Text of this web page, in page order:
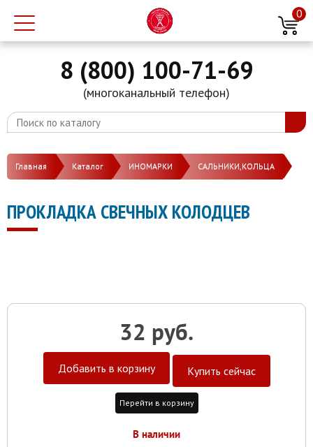
0
8 (800) 100-71-69
(многоканальный телефон)
Главная Каталог ИНОМАРКИ САЛЬНИКИ,КОЛЬЦА
ПРОКЛАДКА СВЕЧНЫХ КОЛОДЦЕВ
32 руб.
Добавить в корзину Купить сейчас
Перейти в корзину
В наличии